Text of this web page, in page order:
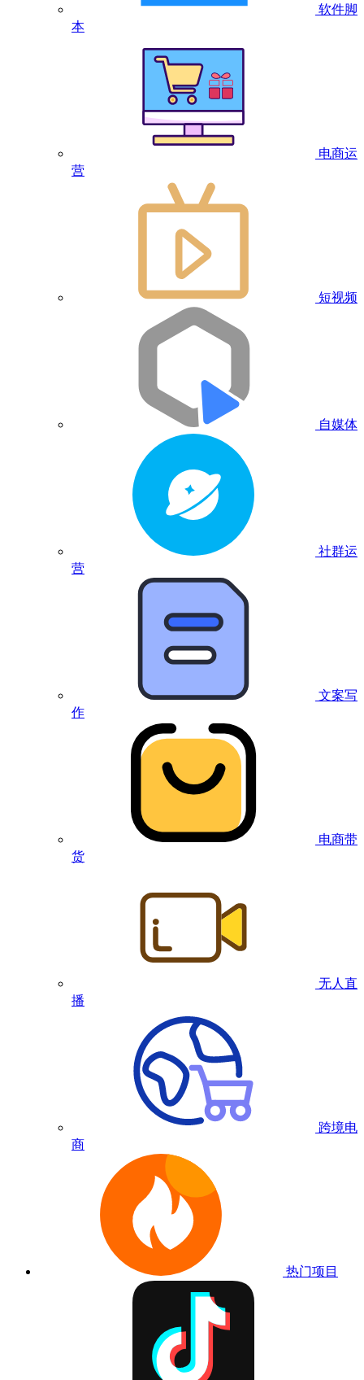
软件脚
本
电商运
营
短视频
自媒体
社群运
营
文案写
作
电商带
货
无人直
播
跨境电
商
热门项目